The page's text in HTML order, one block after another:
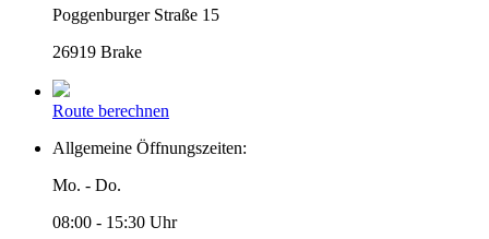
Poggenburger Straße 15
26919 Brake
Route berechnen
Allgemeine Öffnungszeiten:
Mo. - Do.
08:00 - 15:30 Uhr